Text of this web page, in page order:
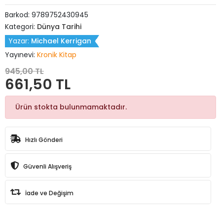
Barkod: 9789752430945
Kategori: Dünya Tarihi
Yazar: Michael Kerrigan
Yayınevi: Kronik Kitap
945,00 TL
661,50 TL
Ürün stokta bulunmamaktadır.
Hızlı Gönderi
Güvenli Alışveriş
İade ve Değişim